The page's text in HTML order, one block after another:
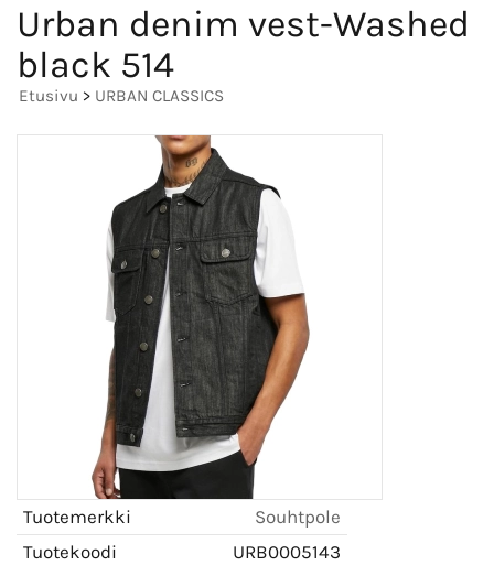
Urban denim vest-Washed
black 514
Etusivu > URBAN CLASSICS
Tuotemerkki
Souhtpole
Tuotekoodi
URB0005143